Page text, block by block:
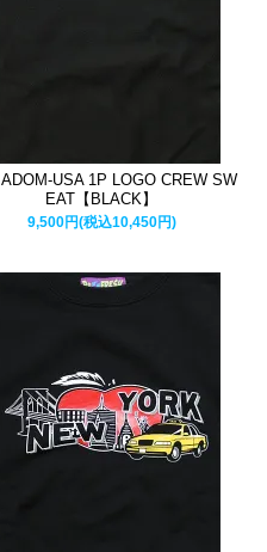
ADOM-USA 1P LOGO CREW SW
EAT【BLACK】
9,500円(税込10,450円)